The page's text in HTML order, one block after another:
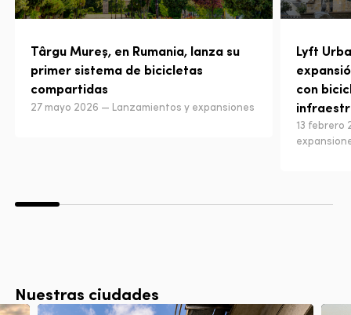
Târgu Mureș, en Rumania, lanza su
primer sistema de bicicletas
compartidas
27 mayo 2026 — Lanzamientos y expansiones
Lyft
con
13 febrero
Nuestras ciudades